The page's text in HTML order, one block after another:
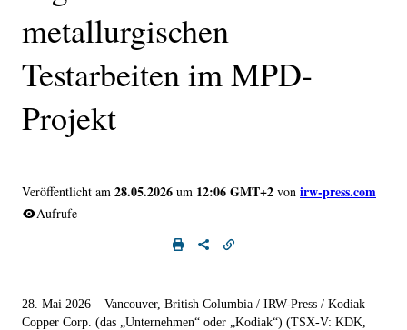
metallurgischen
Testarbeiten im MPD-
Projekt
Veröffentlicht am 28.05.2026 um 12:06 GMT+2 von irw-press.com
Aufrufe
28. Mai 2026 – Vancouver, British Columbia / IRW-Press / Kodiak
Copper Corp. (das „Unternehmen“ oder „Kodiak“) (TSX-V: KDK,